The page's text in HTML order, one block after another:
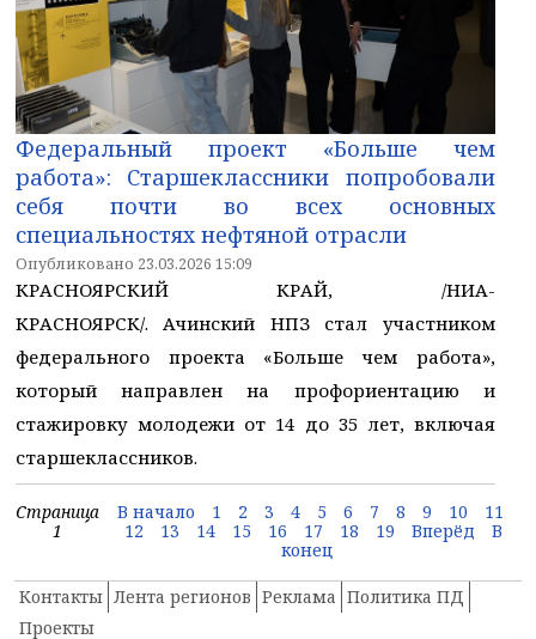
Федеральный проект «Больше чем
работа»: Старшеклассники попробовали
себя почти во всех основных
специальностях нефтяной отрасли
Опубликовано 23.03.2026 15:09
КРАСНОЯРСКИЙ КРАЙ, /НИА-
КРАСНОЯРСК/. Ачинский НПЗ стал участником
федерального проекта «Больше чем работа»,
который направлен на профориентацию и
стажировку молодежи от 14 до 35 лет, включая
старшеклассников.
Страница
1
В начало 1 2 3 4 5 6 7 8 9 10
11
12
13 14 15 16 17 18 19 Вперёд
В
конец
Контакты Лента регионов Реклама Политика ПД
Проекты